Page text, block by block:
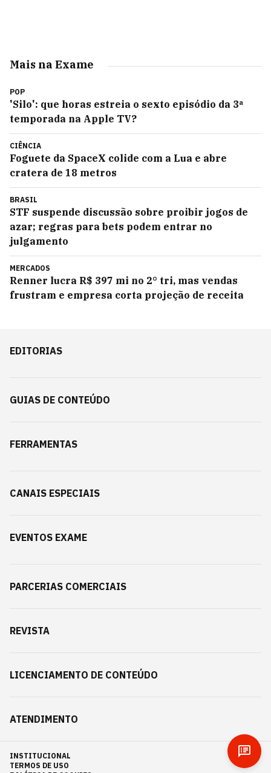
Mais na Exame
POP
'Silo': que horas estreia o sexto episódio da 3ª
temporada na Apple TV?
CIÊNCIA
Foguete da SpaceX colide com a Lua e abre
cratera de 18 metros
BRASIL
STF suspende discussão sobre proibir jogos de
azar; regras para bets podem entrar no
julgamento
MERCADOS
Renner lucra R$ 397 mi no 2° tri, mas vendas
frustram e empresa corta projeção de receita
EDITORIAS
GUIAS DE CONTEÚDO
FERRAMENTAS
CANAIS ESPECIAIS
EVENTOS EXAME
PARCERIAS COMERCIAIS
REVISTA
LICENCIAMENTO DE CONTEÚDO
ATENDIMENTO
INSTITUCIONAL
TERMOS DE USO